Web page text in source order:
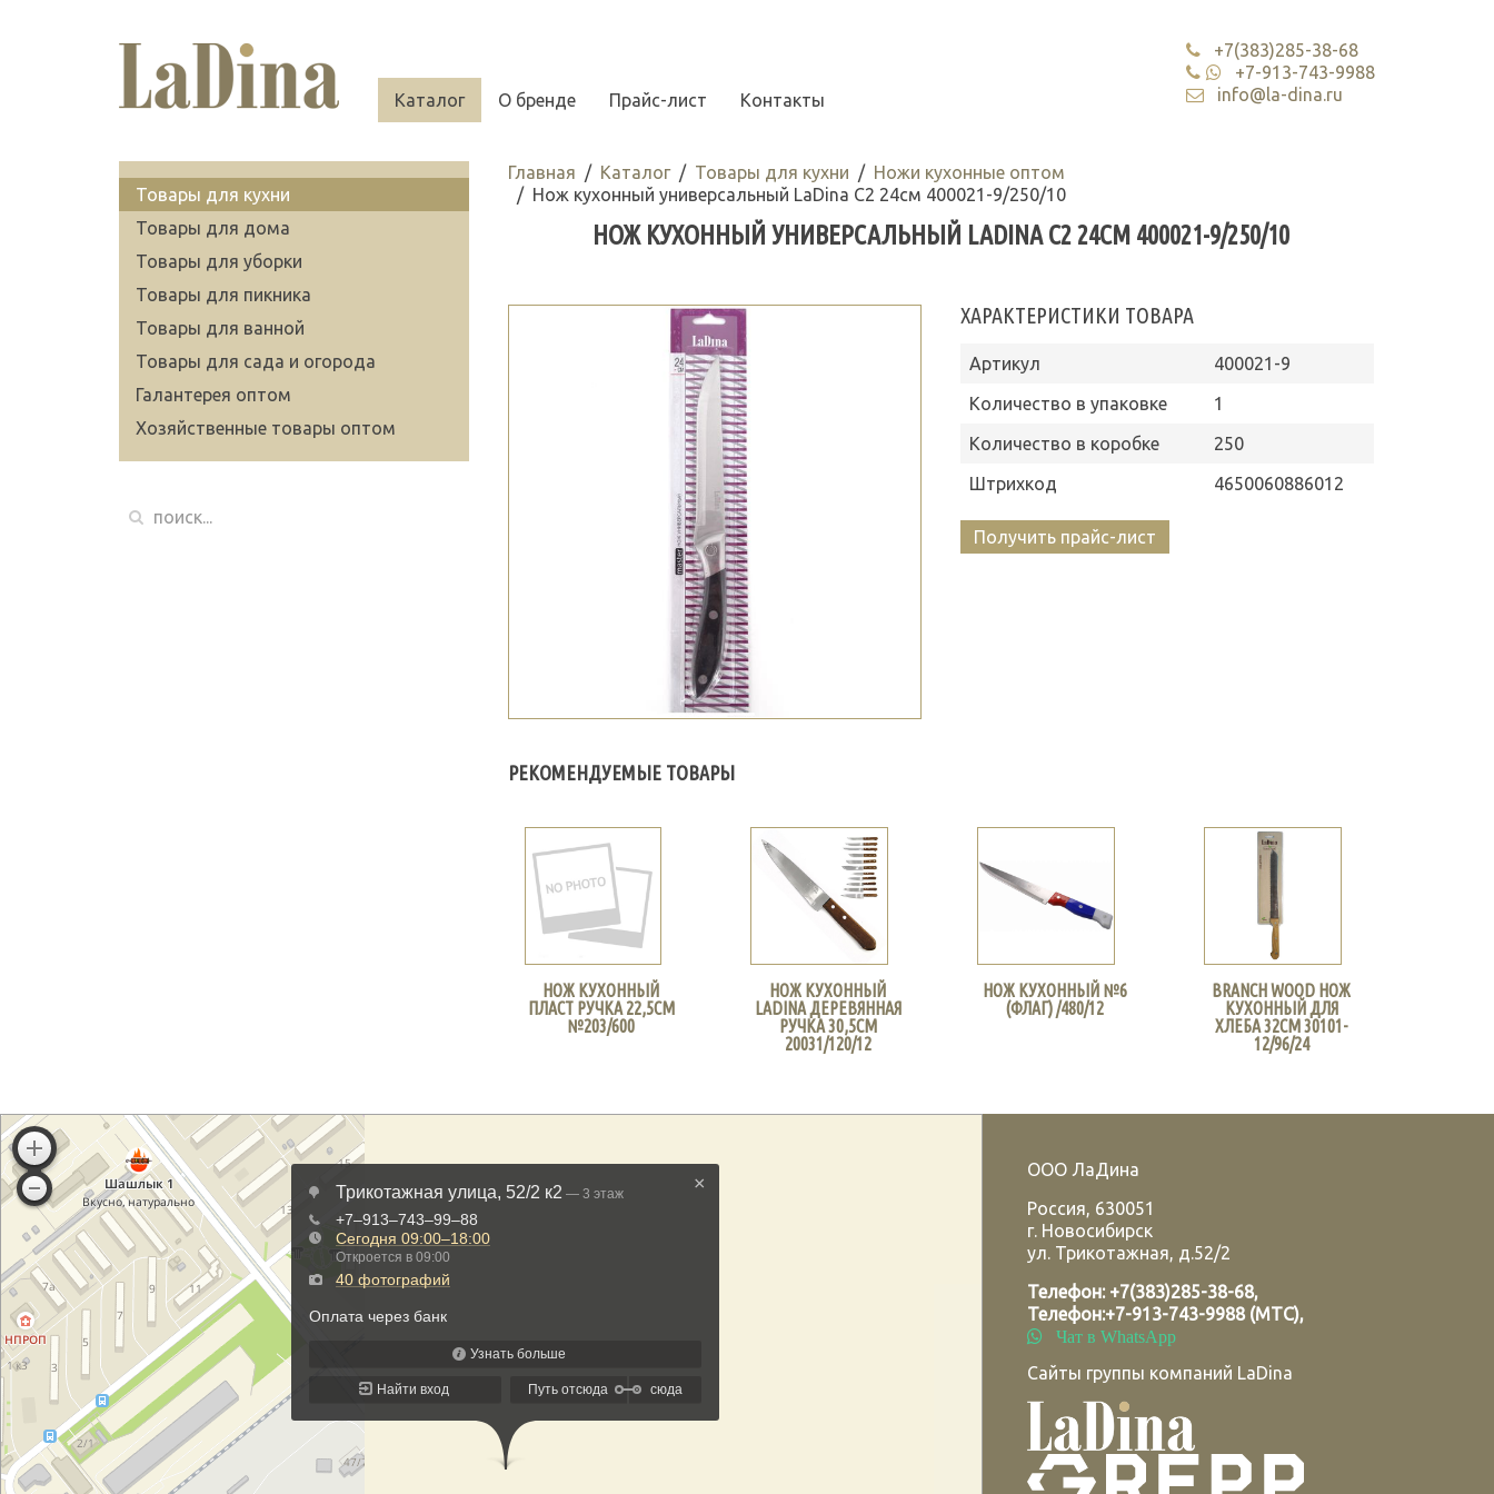
Каталог О бренде Прайс-лист Контакты
+7(383)285-38-68
+7-913-743-9988
info@la-dina.ru
Главная Каталог Товары для кухни
Ножи кухонные оптом
Нож кухонный универсальный LaDina С2 24см 400021-9/250/10
НОЖ КУХОННЫЙ УНИВЕРСАЛЬНЫЙ LADINA С2 24СМ 400021-9/250/10
ХАРАКТЕРИСТИКИ ТОВАРА
Артикул
400021-9
Количество в упаковке
1
Количество в коробке
250
Штрихкод
4650060886012
Получить прайс-лист
РЕКОМЕНДУЕМЫЕ ТОВАРЫ
НОЖ КУХОННЫЙ
ПЛАСТ РУЧКА 22,5СМ
№203/600
НОЖ КУХОННЫЙ
LADINA ДЕРЕВЯННАЯ
РУЧКА 30,5СМ
20031/120/12
НОЖ КУХОННЫЙ №6
(ФЛАГ) /480/12
BRANCH WOOD НОЖ
КУХОННЫЙ ДЛЯ
ХЛЕБА 32СМ 30101-
12/96/24
Товары для кухни
Товары для дома
Товары для уборки
Товары для пикника
Товары для ванной
Товары для сада и огорода
Галантерея оптом
Хозяйственные товары оптом
ООО ЛаДина
Россия, 630051
г. Новосибирск
ул. Трикотажная, д.52/2
Телефон: +7(383)285-38-68,
Телефон:+7-913-743-9988 (МТС),
Чат в WhatsApp
Сайты группы компаний LaDina